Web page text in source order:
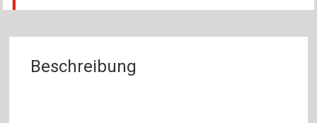
Beschreibung